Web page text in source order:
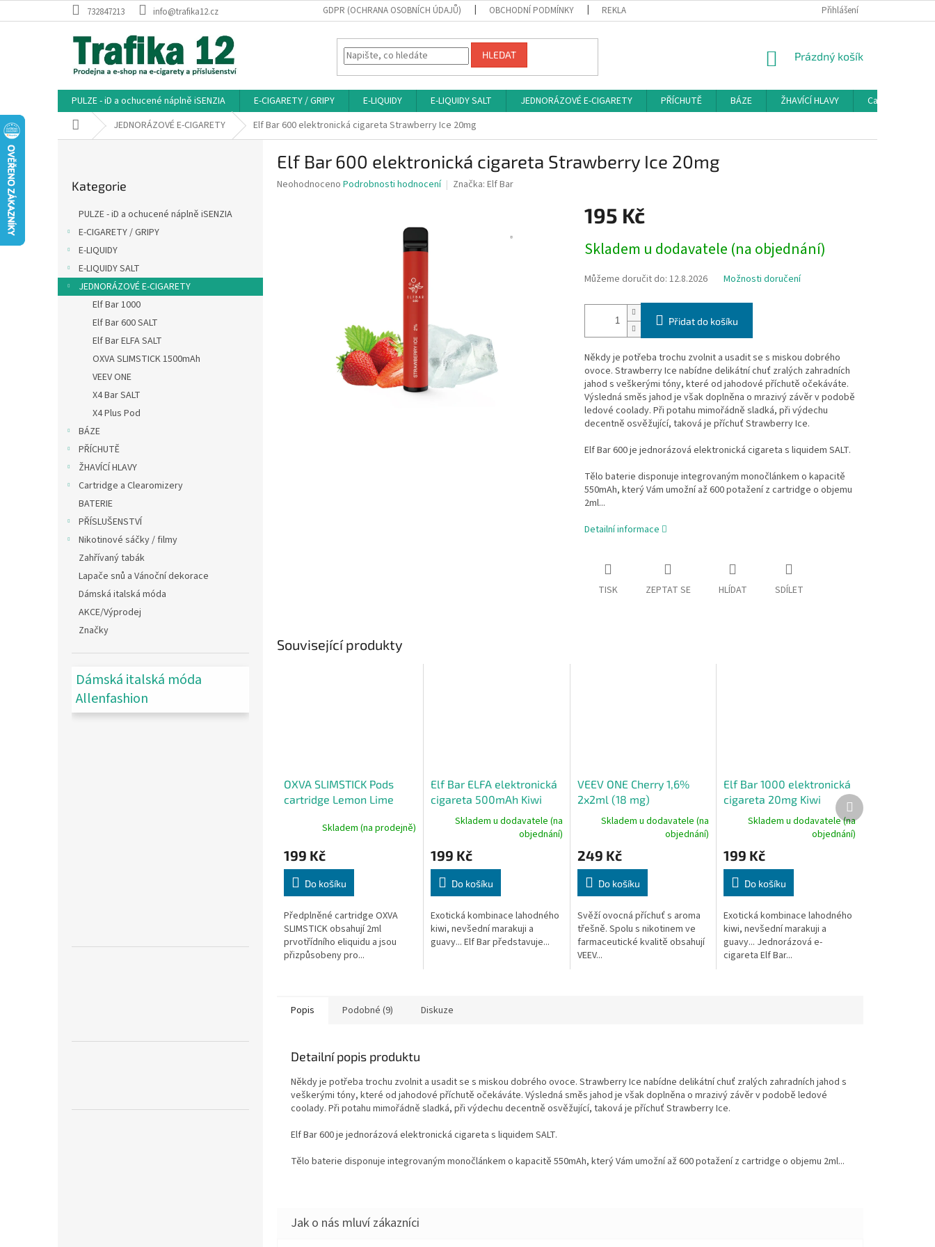
na
732847213 info@trafika12.cz GDPR (OCHRANA OSOBNÍCH ÚDAJŮ) OBCHODNÍ PODMÍNKY REKLAMAČNÍ ŘÁD HODNOCENÍ OBCHODU
Přihlášení
HLEDAT
NÁKUPNÍ
Prázdný košík
PULZE - iD a ochucené náplně iSENZIA E-CIGARETY / GRIPY E-LIQUIDY E-LIQUIDY SALT JEDNORÁZOVÉ E-CIGARETY PŘÍCHUTĚ BÁZE ŽHAVÍCÍ HLAVY
Cartridge a
Domů JEDNORÁZOVÉ E-CIGARETY Elf Bar 600 elektronická cigareta Strawberry Ice 20mg
a
kategorie
Kategorie
PULZE - iD a ochucené náplně iSENZIA
E-CIGARETY / GRIPY
E-LIQUIDY
E-LIQUIDY SALT
JEDNORÁZOVÉ E-CIGARETY
Elf Bar 1000
Elf Bar 600 SALT
Elf Bar ELFA SALT
OXVA SLIMSTICK 1500mAh
VEEV ONE
X4 Bar SALT
X4 Plus Pod
BÁZE
PŘÍCHUTĚ
ŽHAVÍCÍ HLAVY
Cartridge a Clearomizery
BATERIE
PŘÍSLUŠENSTVÍ
Nikotinové sáčky / filmy
Zahřívaný tabák
Lapače snů a Vánoční dekorace
Dámská italská móda
AKCE/Výprodej
Značky
Dámská italská móda
Allenfashion
Elf Bar 600 elektronická cigareta Strawberry Ice 20mg
Průměrné
Neohodnoceno Podrobnosti hodnocení Značka: Elf Bar
195 Kč
cena:
Skladem u dodavatele (na objednání)
Můžeme doručit do: 12.8.2026 Možnosti doručení
Přidat do košíku
Někdy je potřeba trochu zvolnit a usadit se s miskou dobrého
ovoce. Strawberry Ice nabídne delikátní chuť zralých zahradních
jahod s veškerými tóny, které od jahodové příchutě očekáváte.
Výsledná směs jahod je však doplněna o mrazivý závěr v podobě
ledové coolady. Při potahu mimořádně sladká, při výdechu
decentně osvěžující, taková je příchuť Strawberry Ice.
Elf Bar 600 je jednorázová elektronická cigareta s liquidem SALT.
Tělo baterie disponuje integrovaným monočlánkem o kapacitě
550mAh, který Vám umožní až 600 potažení z cartridge o objemu
2ml...
Detailní informace
TISK ZEPTAT SE HLÍDAT SDÍLET
Související produkty
OXVA SLIMSTICK Pods
cartridge Lemon Lime
Skladem (na prodejně)
199 Kč
Do košíku
Předplněné cartridge OXVA
SLIMSTICK obsahují 2ml
prvotřídního eliquidu a jsou
přizpůsobeny pro...
Elf Bar ELFA elektronická
cigareta 500mAh Kiwi
Passion Fruit Guava 20mg
Skladem u dodavatele (na
objednání)
199 Kč
Do košíku
Exotická kombinace lahodného
kiwi, nevšední marakuji a
guavy... Elf Bar představuje...
VEEV ONE Cherry 1,6%
2x2ml (18 mg)
Skladem u dodavatele (na
objednání)
249 Kč
Do košíku
Svěží ovocná příchuť s aroma
třešně. Spolu s nikotinem ve
farmaceutické kvalitě obsahují
VEEV...
Elf Bar 1000 elektronická
cigareta 20mg Kiwi
Passion Fruit Guava
Skladem u dodavatele (na
objednání)
199 Kč
Do košíku
Exotická kombinace lahodného
kiwi, nevšední marakuji a
guavy... Jednorázová e-
cigareta Elf Bar...
Další
produkt
Popis Podobné (9) Diskuze
Detailní popis produktu
Někdy je potřeba trochu zvolnit a usadit se s miskou dobrého ovoce. Strawberry Ice nabídne delikátní chuť zralých zahradních jahod s
veškerými tóny, které od jahodové příchutě očekáváte. Výsledná směs jahod je však doplněna o mrazivý závěr v podobě ledové
coolady. Při potahu mimořádně sladká, při výdechu decentně osvěžující, taková je příchuť Strawberry Ice.
Elf Bar 600 je jednorázová elektronická cigareta s liquidem SALT.
Tělo baterie disponuje integrovaným monočlánkem o kapacitě 550mAh, který Vám umožní až 600 potažení z cartridge o objemu 2ml...